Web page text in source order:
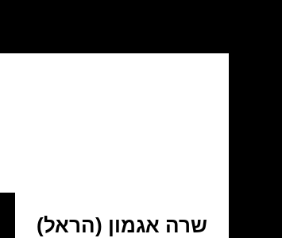
שרה אגמון (הראל)